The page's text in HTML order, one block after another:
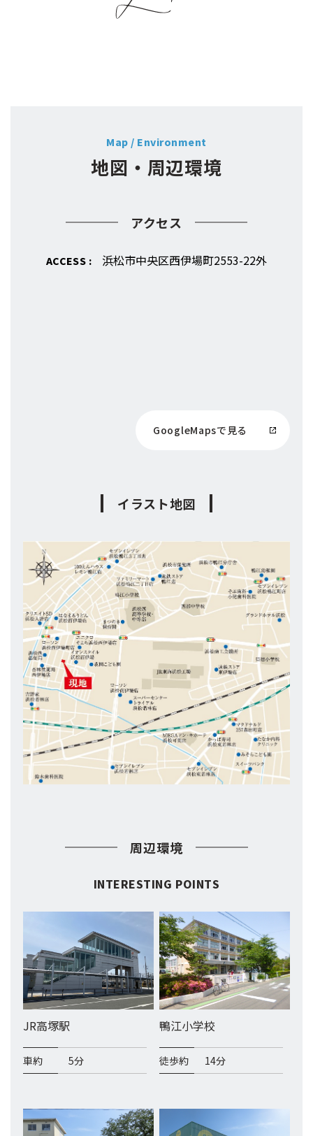
Map / Environment
地図・周辺環境
アクセス
ACCESS : 浜松市中央区西伊場町2553-22外
GoogleMapsで見る
イラスト地図
周辺環境
INTERESTING POINTS
JR高塚駅
車約 5分
鴨江小学校
徒歩約 14分